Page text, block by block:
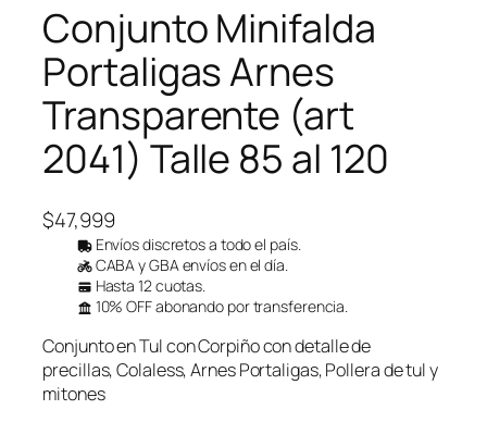
Conjunto Minifalda
Portaligas Arnes
Transparente (art
2041) Talle 85 al 120
$47,999
Envíos discretos a todo el país.
CABA y GBA envíos en el día.
Hasta 12 cuotas.
10% OFF abonando por transferencia.
Conjunto en Tul con Corpiño con detalle de
precillas, Colaless, Arnes Portaligas, Pollera de tul y
mitones